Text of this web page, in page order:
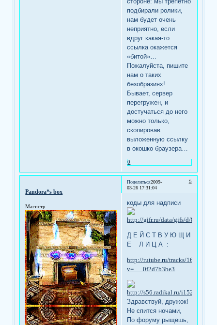
подбирали ролики,
нам будет очень
неприятно, если
вдруг какая-то
ссылка окажется
«битой»…
Пожалуйста, пишите
нам о таких
безобразиях!
Бывает, сервер
перегружен, и
достучаться до него
можно только,
скопировав
выложенную ссылку
в окошко браузера…
0
Поделиться 5
2009-
03-26 17:31:04
Pandora*s box
Магистр коды для надписи
Д Е Й С Т В У Ю Щ И
Е Л И Ц А :
http://rutube.ru/tracks/
v= … 0f2d7b3be3
Здравствуй, дружок!
Не спится ночами,
По форуму рыщешь,